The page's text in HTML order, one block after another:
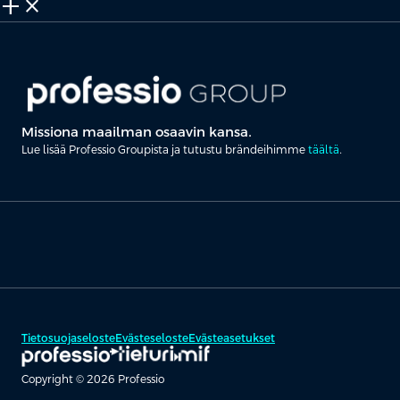
add_2 close
Missiona maailman osaavin kansa.
Lue lisää Professio Groupista ja tutustu brändeihimme täältä.
TietosuojaselosteEvästeselosteEvästeasetukset
Copyright © 2026 Professio